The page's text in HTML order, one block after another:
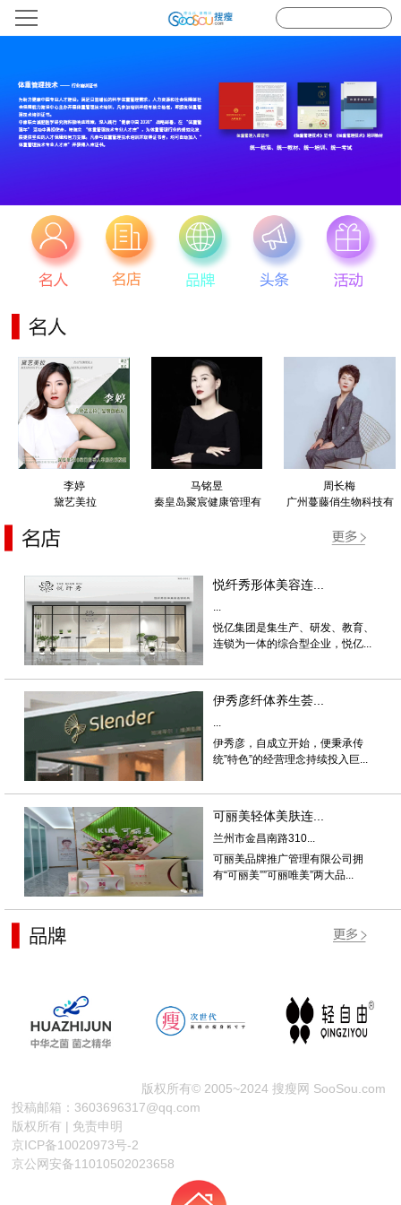
李婷
黛艺美拉
马铭昱
秦皇岛聚宸健康管理有
周长梅
广州蔓藤俏生物科技有
悦纤秀形体美容连...
...
悦亿集团是集生产、研发、教育、
连锁为一体的综合型企业，悦亿...
伊秀彦纤体养生荟...
伊秀彦，自成立开始，便秉承传
统”特色”的经营理念持续投入巨...
可丽美轻体美肤连...
兰州市金昌南路310...
可丽美品牌推广管理有限公司拥
有“可丽美””可丽唯美”两大品...
版权所有© 2005~2024 搜瘦网 SooSou.com
投稿邮箱：3603696317@qq.com
版权所有 | 免责申明
京ICP备10020973号-2
京公网安备11010502023658